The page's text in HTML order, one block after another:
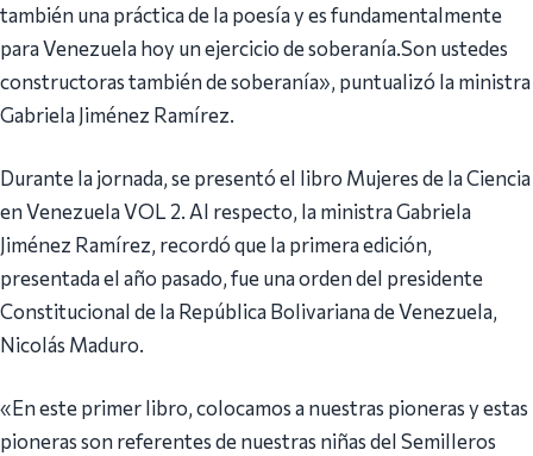
también una práctica de la poesía y es fundamentalmente
para Venezuela hoy un ejercicio de soberanía.Son ustedes
constructoras también de soberanía», puntualizó la ministra
Gabriela Jiménez Ramírez.
Durante la jornada, se presentó el libro Mujeres de la Ciencia
en Venezuela VOL 2. Al respecto, la ministra Gabriela
Jiménez Ramírez, recordó que la primera edición,
presentada el año pasado, fue una orden del presidente
Constitucional de la República Bolivariana de Venezuela,
Nicolás Maduro.
«En este primer libro, colocamos a nuestras pioneras y estas
pioneras son referentes de nuestras niñas del Semilleros